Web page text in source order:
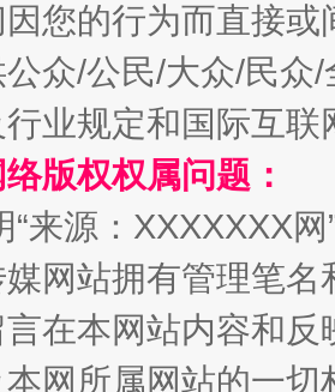
来了！等你上场
在茂县开幕 规模
您的行为而直接
公众/公民/大众/民
业规定和国际互
版权权属问题：
“来源：XXXXXXX
网站拥有管理笔
言在本网站内容和
网所属网站的一